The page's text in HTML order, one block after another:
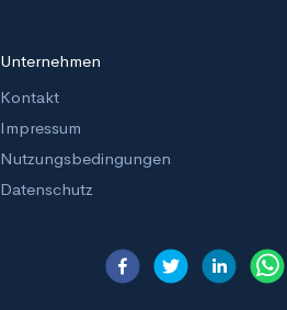
Unternehmen
Kontakt
Impressum
Nutzungsbedingungen
Datenschutz